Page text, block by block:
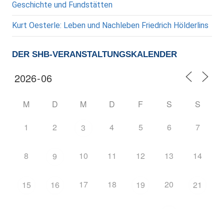
Geschichte und Fundstätten
Kurt Oesterle: Leben und Nachleben Friedrich Hölderlins
DER SHB-VERANSTALTUNGSKALENDER
M D M D F S S
1 2 3 4 5 6 7
8 9 10 11 12 13 14
15 16 17 18 19 20 21